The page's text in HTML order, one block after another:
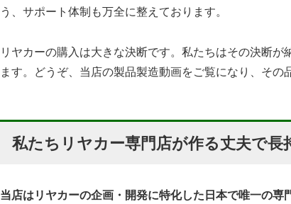
う、サポート体制も万全に整えております。
リヤカーの購入は大きな決断です。私たちはその決断
ます。どうぞ、当店の製品製造動画をご覧になり、その
私たちリヤカー専門店が作る丈夫で
当店はリヤカーの企画・開発に特化した日本で唯一の専